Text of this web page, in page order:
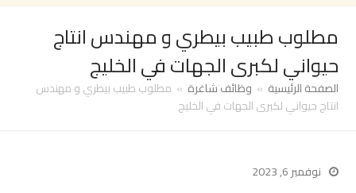
مطلوب طبيب بيطري و مهندس انتاج
حيواني لكبرى الجهات في الخليج
الصفحة الرئيسية » وظائف شاغرة » مطلوب طبيب بيطري و مهندس
انتاج حيواني لكبرى الجهات في الخليج
نوفمبر 6, 2023